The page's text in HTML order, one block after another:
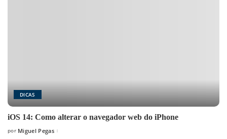
DICAS
iOS 14: Como alterar o navegador web do iPhone
Posted
por Miguel Pegas